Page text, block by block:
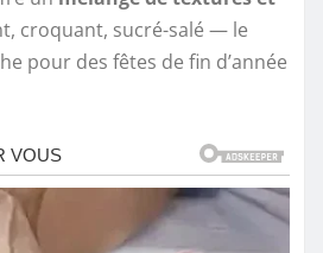
croquant, sucré-salé — le
pour des fêtes de fin d’année